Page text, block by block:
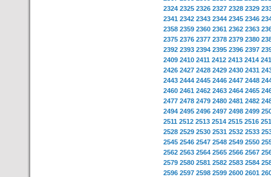
2324 2325 2326 2327 2328 2329
2341 2342 2343 2344 2345 2346
2358 2359 2360 2361 2362 2363
2375 2376 2377 2378 2379 2380
2392 2393 2394 2395 2396 2397
2409 2410 2411 2412 2413 2414
2426 2427 2428 2429 2430 2431
2443 2444 2445 2446 2447 2448
2460 2461 2462 2463 2464 2465
2477 2478 2479 2480 2481 2482
2494 2495 2496 2497 2498 2499
2511 2512 2513 2514 2515 2516
2528 2529 2530 2531 2532 2533
2545 2546 2547 2548 2549 2550
2562 2563 2564 2565 2566 2567
2579 2580 2581 2582 2583 2584
2596 2597 2598 2599 2600 2601